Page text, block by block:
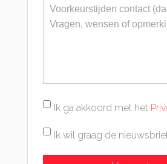
Ik ga akkoord met het
Ik wil graag de